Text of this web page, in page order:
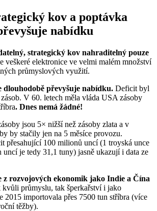
kov a poptávka
nabídku
strategický kov nahraditelný pouze
veškeré elektronice ve velmi malém množství
průmyslových využití.
dlouhodobě převyšuje nabídku. Deficit byl
V 60. letech měla vláda USA zásoby
. Dnes nemá žádné!
jsou 5× nižší než zásoby zlata a v
by stačily jen na 5 měsíce provozu.
přesahující 100 milionů uncí (1 troyská unce
je tedy 31,1 tuny) jasně ukazují i data ze
z rozvojových ekonomik jako Indie a Čína
kvůli průmyslu, tak šperkařství i jako
2015 importovala přes 7500 tun stříbra (více
těžby).